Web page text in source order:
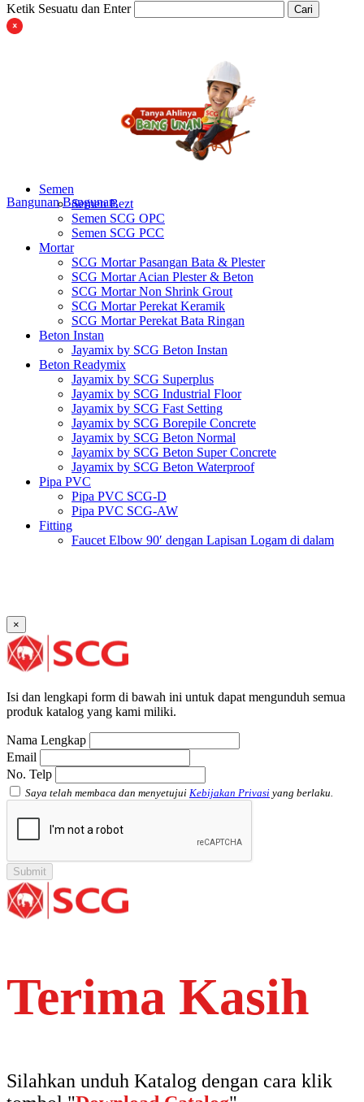
Ketik Sesuatu dan Enter Cari
Bangunan Bangunan
Semen
Semen Bezt
Semen SCG OPC
Semen SCG PCC
Mortar
SCG Mortar Pasangan Bata & Plester
SCG Mortar Acian Plester & Beton
SCG Mortar Non Shrink Grout
SCG Mortar Perekat Keramik
SCG Mortar Perekat Bata Ringan
Beton Instan
Jayamix by SCG Beton Instan
Beton Readymix
Jayamix by SCG Superplus
Jayamix by SCG Industrial Floor
Jayamix by SCG Fast Setting
Jayamix by SCG Borepile Concrete
Jayamix by SCG Beton Normal
Jayamix by SCG Beton Super Concrete
Jayamix by SCG Beton Waterproof
Pipa PVC
Pipa PVC SCG-D
Pipa PVC SCG-AW
Fitting
Faucet Elbow 90′ dengan Lapisan Logam di dalam
Plug SCG AW
Shinkolite
Atap Akrilik Shinkolite Shade
×
Isi dan lengkapi form di bawah ini untuk dapat mengunduh semua
produk katalog yang kami miliki.
Nama Lengkap
Email
No. Telp
Saya telah membaca dan menyetujui Kebijakan Privasi yang berlaku.
Terima Kasih
Silahkan unduh Katalog dengan cara klik